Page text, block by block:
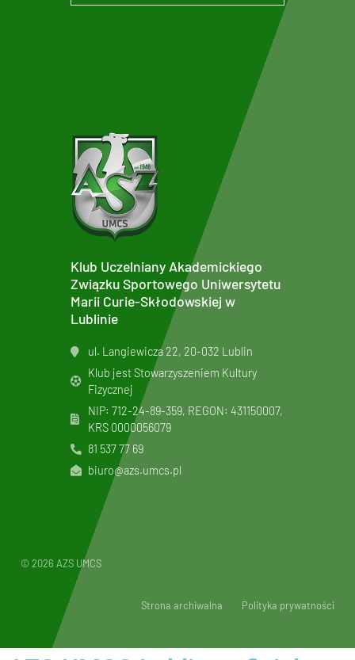
Klub Uczelniany Akademickiego
Związku Sportowego Uniwersytetu
Marii Curie-Skłodowskiej w
Lublinie
ul. Langiewicza 22, 20-032 Lublin
Klub jest Stowarzyszeniem Kultury
Fizycznej
NIP: 712-24-89-359, REGON: 431150007,
KRS 0000056079
81 537 77 69
biuro@azs.umcs.pl
© 2026 AZS UMCS
Strona archiwalna Polityka prywatności